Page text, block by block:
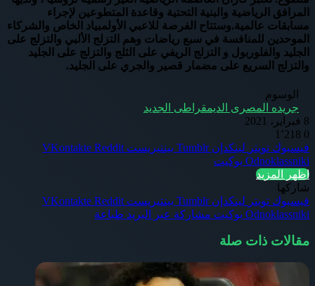
المرافق الرياضية والبنية التحتية وقاعدة المتطوعين لإجراء
مسابقات عالمية.وستتاح الفرصة للاعبي الأولمبياد الخاص والشركاء
الموحدين للمنافسة في سبع رياضات وهم التزلج الألبي والتزلج على
الجليد والفلوربول و التزلج الريفي على الثلج والتزلج على الجليد
والتزلج السريع على مضمار قصير والجري على الجليد.
الوسوم
جريده المصرى الديمقراطى الجديد
8 فبراير، 2021
0
فيسبوك تويتر لينكدإن بينتيريست
Odnoklassniki بوكيت
اظهر المزيد
شاركها
فيسبوك تويتر لينكدإن بينتيريست
Odnoklassniki بوكيت مشاركة عبر البريد طباعة
مقالات ذات صلة